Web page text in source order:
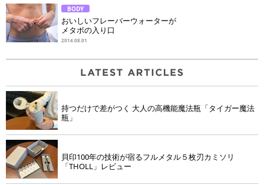
BODY
おいしいフレーバーウォーターが
メタボの入り口
2014.08.01
持つだけで差がつく 大人の高機能魔法瓶「タイガー魔法
瓶」
貝印100年の技術が宿るフルメタル５枚刃カミソリ
「THOLL」レビュー